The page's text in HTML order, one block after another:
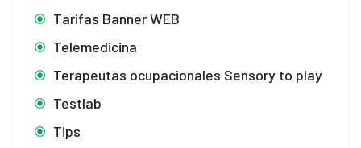
Tarifas Banner WEB
Telemedicina
Terapeutas ocupacionales Sensory to play
Testlab
Tips